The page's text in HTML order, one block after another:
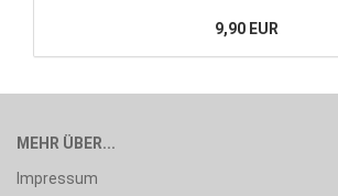
9,90 EUR
MEHR ÜBER...
Impressum